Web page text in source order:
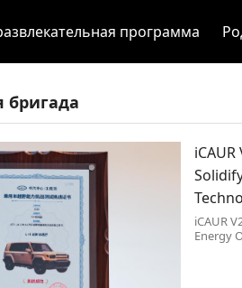
программа
бригада
iCAUR
Energy